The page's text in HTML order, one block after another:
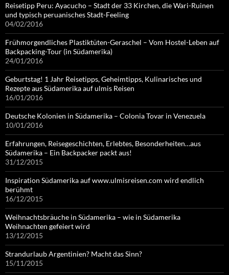
Reisetipp Peru: Ayacucho – Stadt der 33 Kirchen, die Wari-Ruinen
und typisch peruanisches Stadt-Feeling
04/02/2016
Frühmorgendliches Plastiktüten-Geraschel – Vom Hostel-Leben auf
Backpacking-Tour (in Südamerika)
24/01/2016
Geburtstag! 1 Jahr Reisetipps, Geheimtipps, Kulinarisches und
Rezepte aus Südamerika auf ulmis Reisen
16/01/2016
Deutsche Kolonien in Südamerika – Colonia Tovar in Venezuela
10/01/2016
Erfahrungen, Reisegeschichten, Erlebtes, Besonderheiten…aus
Südamerika – Ein Backpacker packt aus!
31/12/2015
Inspiration Südamerika auf www.ulmisreisen.com wird endlich
berühmt
16/12/2015
Weihnachtsbräuche in Südamerika – wie in Südamerika
Weihnachten gefeiert wird
13/12/2015
Strandurlaub Argentinien? Macht das Sinn?
15/11/2015